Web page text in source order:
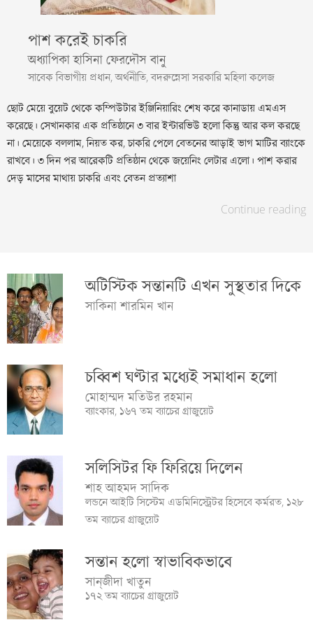
পাশ করেই চাকরি
অধ্যাপিকা হাসিনা ফেরদৌস বানু
সাবেক বিভাগীয় প্রধান, অর্থনীতি, বদরুন্নেসা সরকারি মহিলা কলেজ
ছোট মেয়ে বুয়েট থেকে কম্পিউটার ইঞ্জিনিয়ারিং শেষ করে কানাডায় এমএস
করেছে। সেখানকার এক প্রতিষ্ঠানে ৩ বার ইন্টারভিউ হলো কিন্তু আর কল করছে
না। মেয়েকে বললাম, নিয়ত কর, চাকরি পেলে বেতনের আড়াই ভাগ মাটির ব্যাংকে
রাখবে। ৩ দিন পর আরেকটি প্রতিষ্ঠান থেকে জয়েনিং লেটার এলো। পাশ করার
দেড় মাসের মাথায় চাকরি এবং বেতন প্রত্যাশা
Continue reading
অটিস্টিক সন্তানটি এখন সুস্থতার দিকে
সাকিনা শারমিন খান
চব্বিশ ঘণ্টার মধ্যেই সমাধান হলো
মোহাম্মদ মতিউর রহমান
ব্যাংকার, ১৬৭ তম ব্যাচের গ্রাজুয়েট
সলিসিটর ফি ফিরিয়ে দিলেন
শাহ আহমদ সাদিক
লন্ডনে আইটি সিস্টেম এডমিনিস্ট্রেটর হিসেবে কর্মরত, ১২৮
তম ব্যাচের গ্রাজুয়েট
সন্তান হলো স্বাভাবিকভাবে
সান্‌জীদা খাতুন
১৭২ তম ব্যাচের গ্রাজুয়েট